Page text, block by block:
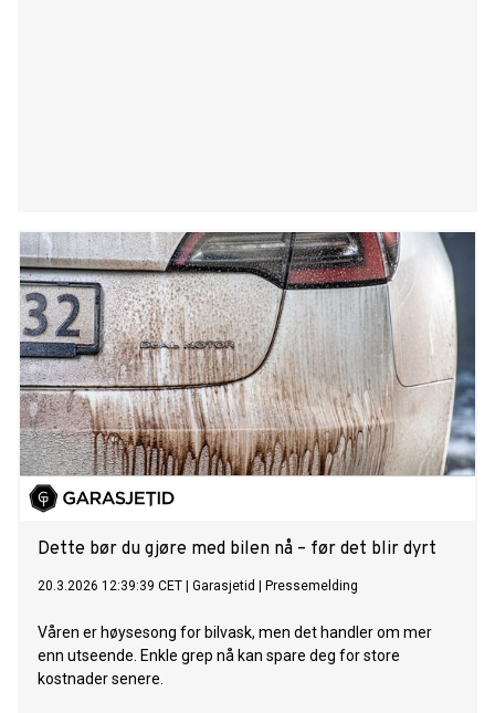
Dette bør du gjøre med bilen nå – før det blir dyrt
20.3.2026 12:39:39 CET Garasjetid Pressemelding
Våren er høysesong for bilvask, men det handler om mer
enn utseende. Enkle grep nå kan spare deg for store
kostnader senere.